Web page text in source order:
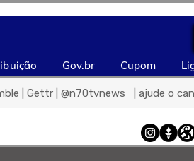
Gov.br Cupom
| Gettr | @n70tvnews   | ajude o